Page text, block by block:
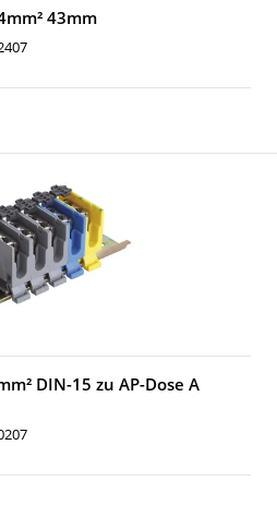
43mm
DIN-15 zu AP-Dose A